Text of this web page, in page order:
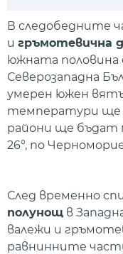
В следобедните
и гръмотевична
южната
Северозападна
умерен южен
температури ще
райони ще бъдат
26°, по
След временно
полунощ в
валежи и
равнинните